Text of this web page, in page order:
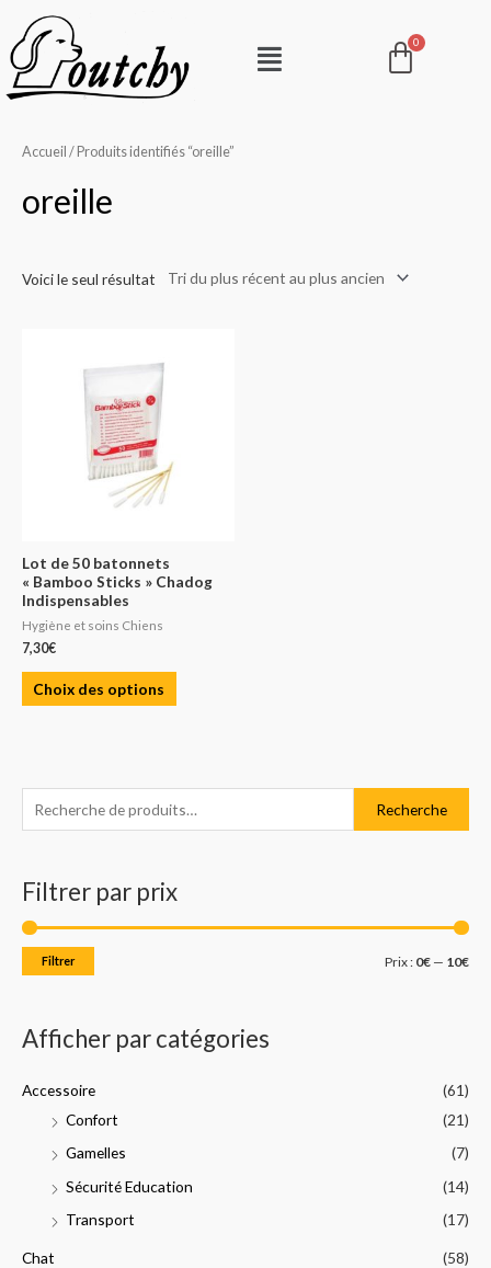
contenu
Menu
e
h
e
r
c
e
o
Recherche
Filtrer par prix
r
m
i
r
m
a
Filtrer Prix : 0€ — 10€
Afficher par catégories
Accessoire
(61)
Confort
(21)
Gamelles
(7)
Sécurité Education
(14)
Transport
(17)
Chat
(58)
Accueil / Produits identifiés “oreille”
oreille
Voici le seul résultat
Lot de 50 batonnets
« Bamboo Sticks » Chadog
Indispensables
Hygiène et soins Chiens
7,30€
Choix des options